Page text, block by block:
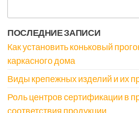
ПОСЛЕДНИЕ ЗАПИСИ
Как установить коньковый
каркасного дома
Виды крепежных изделий и их
Роль центров сертификации в
соответствия продукции